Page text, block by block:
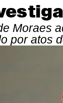
Moraes
por atos